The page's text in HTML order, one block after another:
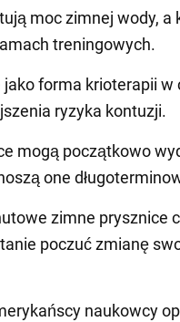
moc zimnej wody, a
treningowych.
forma krioterapii w
ryzyka kontuzji.
mogą początkowo
one
zimne prysznice
poczuć zmianę
naukowcy